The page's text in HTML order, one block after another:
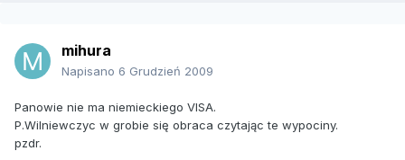
mihura
Napisano 6 Grudzień 2009
Panowie nie ma niemieckiego VISA.
P.Wilniewczyc w grobie się obraca czytając te wypociny.
pzdr.